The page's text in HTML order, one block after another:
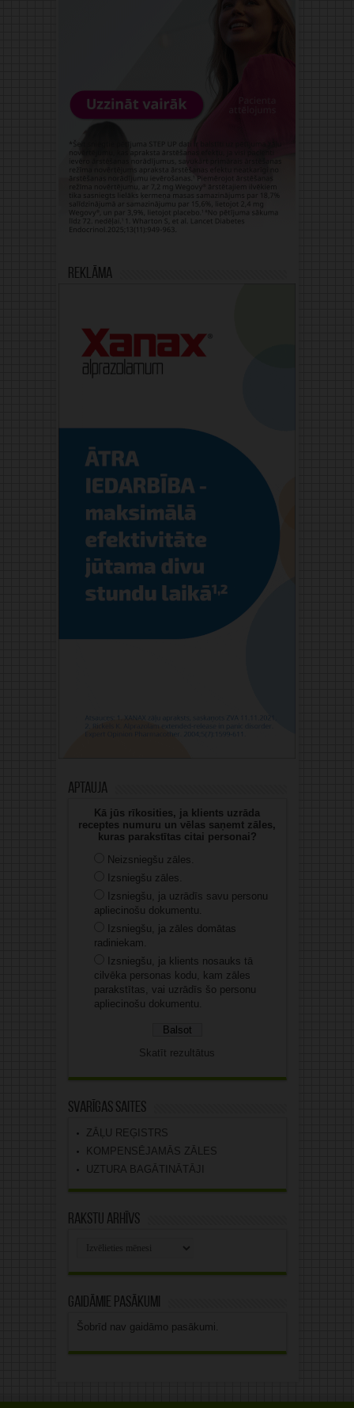
Reklāma
Aptauja
Kā jūs rīkosities, ja klients uzrāda
receptes numuru un vēlas saņemt zāles,
kuras parakstītas citai personai?
Neizsniegšu zāles.
Izsniegšu zāles.
Izsniegšu, ja uzrādīs savu personu
apliecinošu dokumentu.
Izsniegšu, ja zāles domātas
radiniekam.
Izsniegšu, ja klients nosauks tā
cilvēka personas kodu, kam zāles
parakstītas, vai uzrādīs šo personu
apliecinošu dokumentu.
Skatīt rezultātus
Svarīgas saites
ZĀĻU REĢISTRS
KOMPENSĒJAMĀS ZĀLES
UZTURA BAGĀTINĀTĀJI
Rakstu arhīvs
Gaidāmie pasākumi
Šobrīd nav gaidāmo pasākumi.